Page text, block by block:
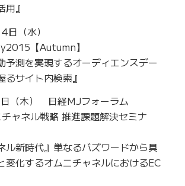
』
日（水）
【Autumn】
予測を実現するオーディエンスデー
るサイト内検索』
（木） 日経MJフォーラム
ャネル戦略 推進課題解決セミナ
ル新時代』単なるバズワードから具
変化するオムニチャネルにおけるEC